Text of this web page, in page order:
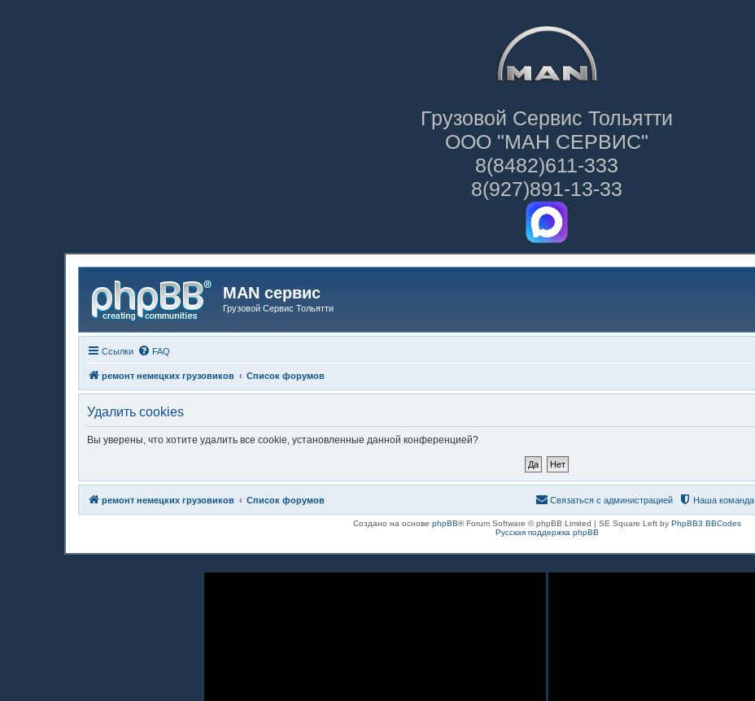
Грузовой Сервис Тольятти
ООО "МАН СЕРВИС"
8(8482)611-333
8(927)891-13-33
MAN сервис
Грузовой Сервис Тольятти
Ссылки FAQ
ремонт немецких грузовиков Список форумов
Удалить cookies
Вы уверены, что хотите удалить все cookie, установленные данной конференцией?
ремонт немецких грузовиков Список форумов Наша команда
Связаться с администрацией
Создано на основе phpBB® Forum Software © phpBB Limited | SE Square Left by PhpBB3 BBCodes
Русская поддержка phpBB